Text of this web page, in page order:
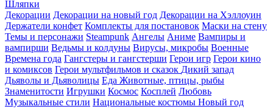
Шляпки
Декорации Декорации на новый год Декорации на Хэллоуин
Держатели конфет Комплекты для постановок Маски на стену
Темы и персонажи Steampunk Ангелы Аниме Вампиры и
вампирши Ведьмы и колдуны Вирусы, микробы Военные
Времена года Гангстеры и гангстерши Герои игр Герои кино
и комиксов Герои мультфильмов и сказок Дикий запад
Дьяволы и Дьяволицы Еда Животные, птицы, рыбы
Знаменитости Игрушки Космос Косплей Любовь
Музыкальные стили Национальные костюмы Новый год